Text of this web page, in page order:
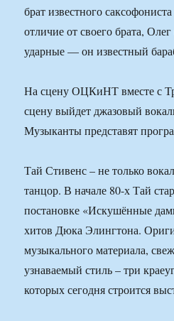
брат известного
отличие от своего брата,
ударные — он известный
На сцену ОЦКиНТ вместе с
сцену выйдет джазовый
Музыканты представят
Тай Стивенс – не только
танцор. В начале 80-х Тай
постановке «Искушённые
хитов Дюка Элингтона.
музыкального материала,
узнаваемый стиль – три
которых сегодня строится